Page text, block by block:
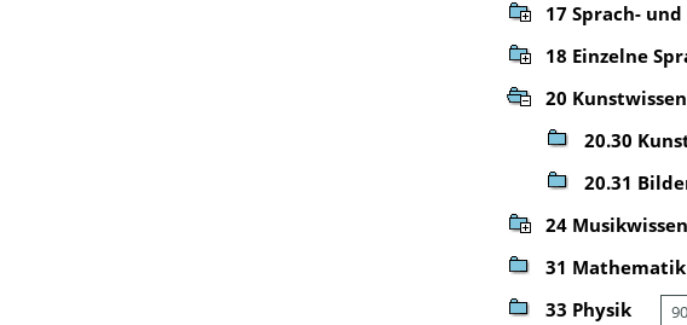
17 Sprach-
18 Einzelne
20
20.30
20.31
24
31 Mathematik
33 Physik